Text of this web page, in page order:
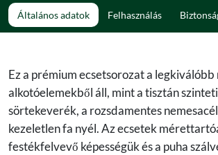
Általános adatok Felhasználás
Ez a prémium ecsetsorozat a legkiválóbb
alkotóelemekből áll, mint a tisztán
sörtekeverék, a rozsdamentes
kezeletlen fa nyél. Az ecsetek
festékfelvevő képességük és a puha